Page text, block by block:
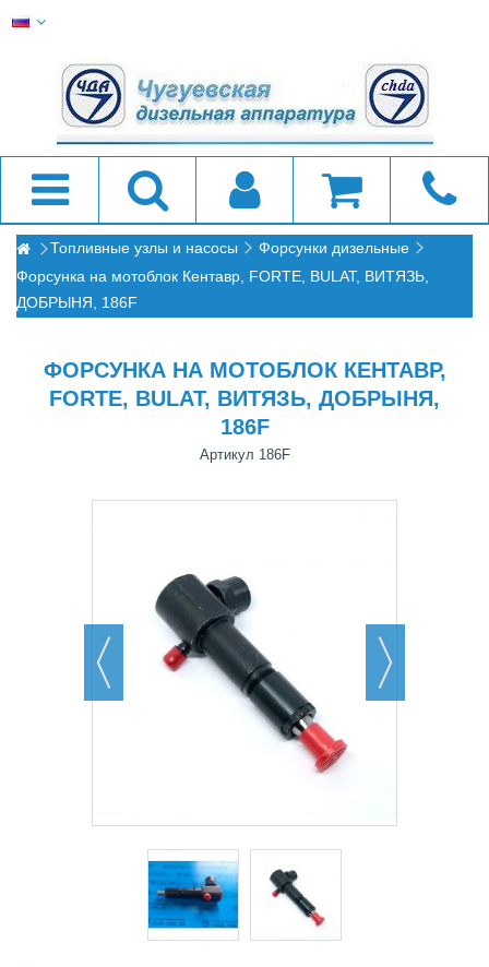
Топливные узлы и насосы
Форсунки дизельные
Форсунка на мотоблок Кентавр, FORTE, BULAT, ВИТЯЗЬ,
ДОБРЫНЯ, 186F
ФОРСУНКА НА МОТОБЛОК КЕНТАВР,
FORTE, BULAT, ВИТЯЗЬ, ДОБРЫНЯ,
186F
Артикул 186F